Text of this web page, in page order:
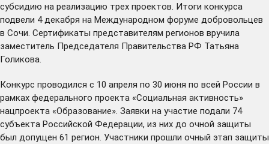
субсидию на реализацию трех проектов. Итоги конкурса
подвели 4 декабря на Международном форуме добровольцев
в Сочи. Сертификаты представителям регионов вручила
заместитель Председателя Правительства РФ Татьяна
Голикова.
Конкурс проводился с 10 апреля по 30 июня по всей России в
рамках федерального проекта «Социальная активность»
нацпроекта «Образование». Заявки на участие подали 74
субъекта Российской Федерации, из них до очной защиты
был допущен 61 регион. Участники прошли очный этап защиты